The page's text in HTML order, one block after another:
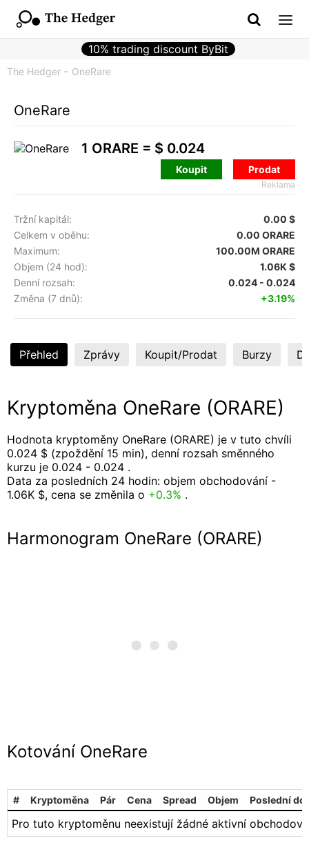
10% trading discount ByBit
The Hedger OneRare
OneRare
1 ORARE = $ 0.024
Koupit Prodat
Reklama
Tržní kapitál:
0.00 $
Celkem v oběhu:
0.00 ORARE
Maximum:
100.00M ORARE
Objem (24 hod):
1.06K $
Denní rozsah:
0.024 - 0.024
Změna (7 dnů):
+3.19%
Přehled Zprávy Koupit/Prodat Burzy
Kryptoměna OneRare (ORARE)
Hodnota kryptoměny OneRare (ORARE) je v tuto chvíli
0.024 $ (zpoždění 15 min), denní rozsah směnného
kurzu je 0.024 - 0.024 .
Data za posledních 24 hodin: objem obchodování -
1.06K $, cena se změnila o +0.3% .
Harmonogram OneRare (ORARE)
Kotování OneRare
# Kryptoměna Pár Cena Spread Objem Poslední
Pro tuto kryptoměnu neexistují žádné aktivní